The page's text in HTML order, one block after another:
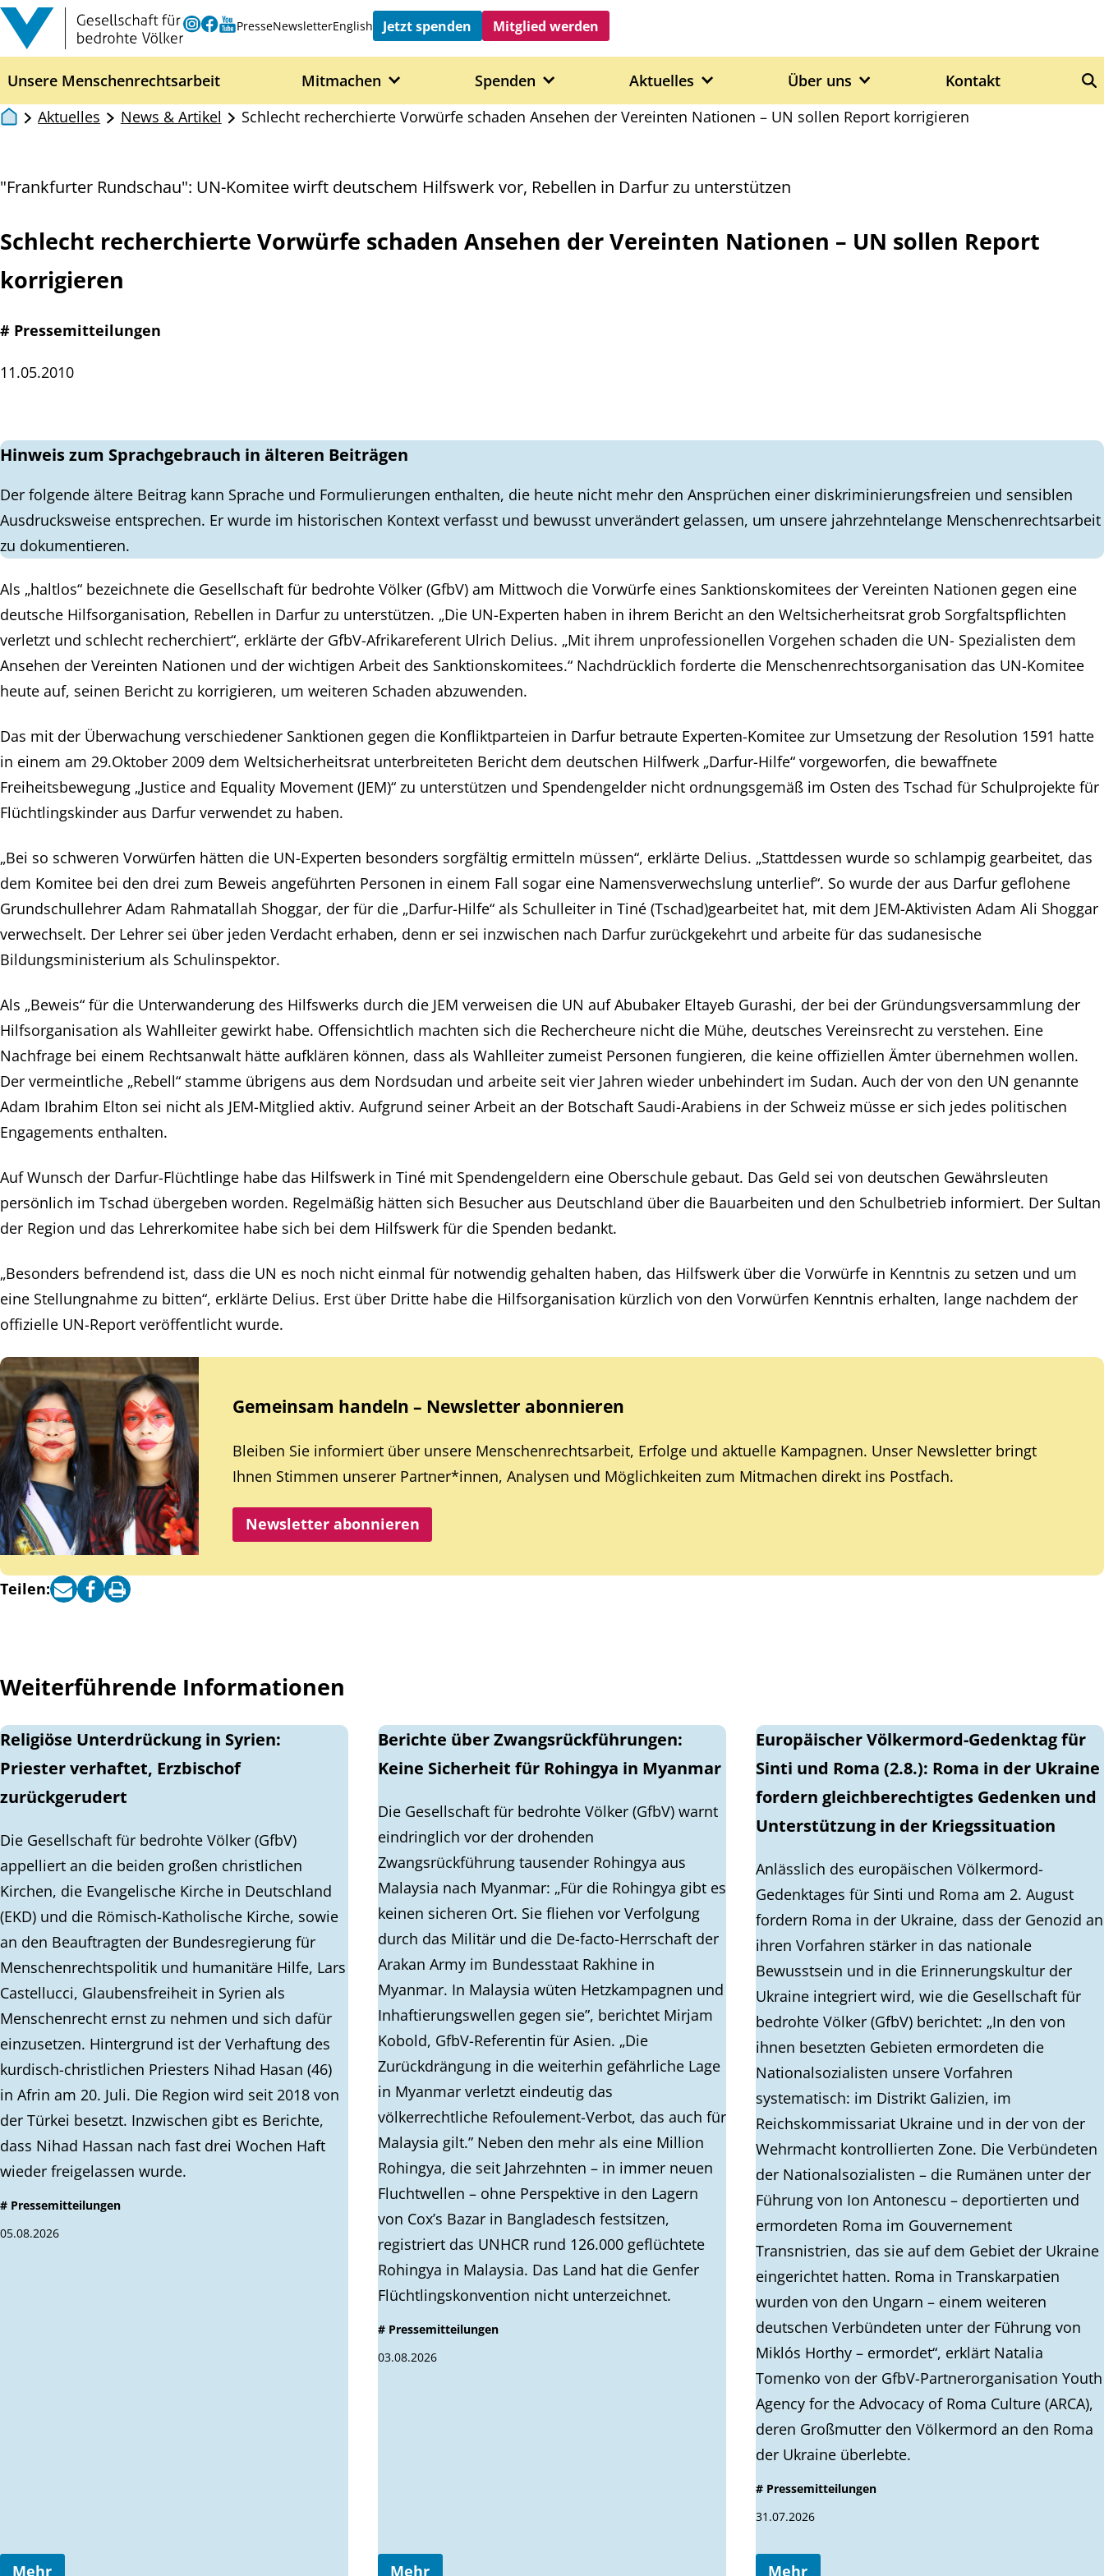
Zum Inhalt springen
Instagram
Facebook
Youtube
PresseNewsletterEnglish Jetzt spenden Mitglied werden
Unsere Menschenrechtsarbeit Mitmachen Spenden Aktuelles Über uns Kontakt
Aktuelles
News & Artikel Schlecht recherchierte Vorwürfe schaden Ansehen der Vereinten Nationen – UN sollen Report korrigieren
"Frankfurter Rundschau": UN-Komitee wirft deutschem Hilfswerk vor, Rebellen in Darfur zu unterstützen
Schlecht recherchierte Vorwürfe schaden Ansehen der Vereinten Nationen – UN sollen Report
korrigieren
# Pressemitteilungen
11.05.2010
Hinweis zum Sprachgebrauch in älteren Beiträgen
Der folgende ältere Beitrag kann Sprache und Formulierungen enthalten, die heute nicht mehr den Ansprüchen einer diskriminierungsfreien und sensiblen
Ausdrucksweise entsprechen. Er wurde im historischen Kontext verfasst und bewusst unverändert gelassen, um unsere jahrzehntelange Menschenrechtsarbeit
zu dokumentieren.
Als „haltlos“ bezeichnete die Gesellschaft für bedrohte Völker (GfbV) am Mittwoch die Vorwürfe eines Sanktionskomitees der Vereinten Nationen gegen eine
deutsche Hilfsorganisation, Rebellen in Darfur zu unterstützen. „Die UN-Experten haben in ihrem Bericht an den Weltsicherheitsrat grob Sorgfaltspflichten
verletzt und schlecht recherchiert“, erklärte der GfbV-Afrikareferent Ulrich Delius. „Mit ihrem unprofessionellen Vorgehen schaden die UN- Spezialisten dem
Ansehen der Vereinten Nationen und der wichtigen Arbeit des Sanktionskomitees.“ Nachdrücklich forderte die Menschenrechtsorganisation das UN-Komitee
heute auf, seinen Bericht zu korrigieren, um weiteren Schaden abzuwenden.
Das mit der Überwachung verschiedener Sanktionen gegen die Konfliktparteien in Darfur betraute Experten-Komitee zur Umsetzung der Resolution 1591 hatte
in einem am 29.Oktober 2009 dem Weltsicherheitsrat unterbreiteten Bericht dem deutschen Hilfwerk „Darfur-Hilfe“ vorgeworfen, die bewaffnete
Freiheitsbewegung „Justice and Equality Movement (JEM)“ zu unterstützen und Spendengelder nicht ordnungsgemäß im Osten des Tschad für Schulprojekte für
Flüchtlingskinder aus Darfur verwendet zu haben.
„Bei so schweren Vorwürfen hätten die UN-Experten besonders sorgfältig ermitteln müssen“, erklärte Delius. „Stattdessen wurde so schlampig gearbeitet, das
dem Komitee bei den drei zum Beweis angeführten Personen in einem Fall sogar eine Namensverwechslung unterlief“. So wurde der aus Darfur geflohene
Grundschullehrer Adam Rahmatallah Shoggar, der für die „Darfur-Hilfe“ als Schulleiter in Tiné (Tschad)gearbeitet hat, mit dem JEM-Aktivisten Adam Ali Shoggar
verwechselt. Der Lehrer sei über jeden Verdacht erhaben, denn er sei inzwischen nach Darfur zurückgekehrt und arbeite für das sudanesische
Bildungsministerium als Schulinspektor.
Als „Beweis“ für die Unterwanderung des Hilfswerks durch die JEM verweisen die UN auf Abubaker Eltayeb Gurashi, der bei der Gründungsversammlung der
Hilfsorganisation als Wahlleiter gewirkt habe. Offensichtlich machten sich die Rechercheure nicht die Mühe, deutsches Vereinsrecht zu verstehen. Eine
Nachfrage bei einem Rechtsanwalt hätte aufklären können, dass als Wahlleiter zumeist Personen fungieren, die keine offiziellen Ämter übernehmen wollen.
Der vermeintliche „Rebell“ stamme übrigens aus dem Nordsudan und arbeite seit vier Jahren wieder unbehindert im Sudan. Auch der von den UN genannte
Adam Ibrahim Elton sei nicht als JEM-Mitglied aktiv. Aufgrund seiner Arbeit an der Botschaft Saudi-Arabiens in der Schweiz müsse er sich jedes politischen
Engagements enthalten.
Auf Wunsch der Darfur-Flüchtlinge habe das Hilfswerk in Tiné mit Spendengeldern eine Oberschule gebaut. Das Geld sei von deutschen Gewährsleuten
persönlich im Tschad übergeben worden. Regelmäßig hätten sich Besucher aus Deutschland über die Bauarbeiten und den Schulbetrieb informiert. Der Sultan
der Region und das Lehrerkomitee habe sich bei dem Hilfswerk für die Spenden bedankt.
„Besonders befrendend ist, dass die UN es noch nicht einmal für notwendig gehalten haben, das Hilfswerk über die Vorwürfe in Kenntnis zu setzen und um
eine Stellungnahme zu bitten“, erklärte Delius. Erst über Dritte habe die Hilfsorganisation kürzlich von den Vorwürfen Kenntnis erhalten, lange nachdem der
offizielle UN-Report veröffentlicht wurde.
Gemeinsam handeln – Newsletter abonnieren
Bleiben Sie informiert über unsere Menschenrechtsarbeit, Erfolge und aktuelle Kampagnen. Unser Newsletter bringt
Ihnen Stimmen unserer Partner*innen, Analysen und Möglichkeiten zum Mitmachen direkt ins Postfach.
Newsletter abonnieren
Teilen:
Weiterführende Informationen
Religiöse Unterdrückung in Syrien:
Priester verhaftet, Erzbischof
zurückgerudert
Die Gesellschaft für bedrohte Völker (GfbV)
appelliert an die beiden großen christlichen
Kirchen, die Evangelische Kirche in Deutschland
(EKD) und die Römisch-Katholische Kirche, sowie
an den Beauftragten der Bundesregierung für
Menschenrechtspolitik und humanitäre Hilfe, Lars
Castellucci, Glaubensfreiheit in Syrien als
Menschenrecht ernst zu nehmen und sich dafür
einzusetzen. Hintergrund ist der Verhaftung des
kurdisch-christlichen Priesters Nihad Hasan (46)
in Afrin am 20. Juli. Die Region wird seit 2018 von
der Türkei besetzt. Inzwischen gibt es Berichte,
dass Nihad Hassan nach fast drei Wochen Haft
wieder freigelassen wurde.
# Pressemitteilungen
05.08.2026
Mehr
Berichte über Zwangsrückführungen:
Keine Sicherheit für Rohingya in Myanmar
Die Gesellschaft für bedrohte Völker (GfbV) warnt
eindringlich vor der drohenden
Zwangsrückführung tausender Rohingya aus
Malaysia nach Myanmar: „Für die Rohingya gibt es
keinen sicheren Ort. Sie fliehen vor Verfolgung
durch das Militär und die De-facto-Herrschaft der
Arakan Army im Bundesstaat Rakhine in
Myanmar. In Malaysia wüten Hetzkampagnen und
Inhaftierungswellen gegen sie”, berichtet Mirjam
Kobold, GfbV-Referentin für Asien. „Die
Zurückdrängung in die weiterhin gefährliche Lage
in Myanmar verletzt eindeutig das
völkerrechtliche Refoulement-Verbot, das auch für
Malaysia gilt.” Neben den mehr als eine Million
Rohingya, die seit Jahrzehnten – in immer neuen
Fluchtwellen – ohne Perspektive in den Lagern
von Cox’s Bazar in Bangladesch festsitzen,
registriert das UNHCR rund 126.000 geflüchtete
Rohingya in Malaysia. Das Land hat die Genfer
Flüchtlingskonvention nicht unterzeichnet.
# Pressemitteilungen
03.08.2026
Mehr
Europäischer Völkermord-Gedenktag für
Sinti und Roma (2.8.): Roma in der Ukraine
fordern gleichberechtigtes Gedenken und
Unterstützung in der Kriegssituation
Anlässlich des europäischen Völkermord-
Gedenktages für Sinti und Roma am 2. August
fordern Roma in der Ukraine, dass der Genozid an
ihren Vorfahren stärker in das nationale
Bewusstsein und in die Erinnerungskultur der
Ukraine integriert wird, wie die Gesellschaft für
bedrohte Völker (GfbV) berichtet: „In den von
ihnen besetzten Gebieten ermordeten die
Nationalsozialisten unsere Vorfahren
systematisch: im Distrikt Galizien, im
Reichskommissariat Ukraine und in der von der
Wehrmacht kontrollierten Zone. Die Verbündeten
der Nationalsozialisten – die Rumänen unter der
Führung von Ion Antonescu – deportierten und
ermordeten Roma im Gouvernement
Transnistrien, das sie auf dem Gebiet der Ukraine
eingerichtet hatten. Roma in Transkarpatien
wurden von den Ungarn – einem weiteren
deutschen Verbündeten unter der Führung von
Miklós Horthy – ermordet“, erklärt Natalia
Tomenko von der GfbV-Partnerorganisation Youth
Agency for the Advocacy of Roma Culture (ARCA),
deren Großmutter den Völkermord an den Roma
der Ukraine überlebte.
# Pressemitteilungen
31.07.2026
Mehr